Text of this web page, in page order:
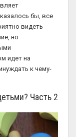
бы, все
видеть
но
идет на
к чему-
Часть 2